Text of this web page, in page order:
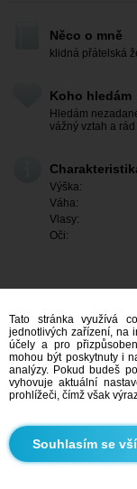
Něco o mně
klidná přátelská
Koho hledám
Hledám
vážný vztah a
Výška:
Váha:
Vlasy:
Oči:
Vyhledávání
Tato stránka využívá
jednotlivých zařízení, na
účely a pro
mohou být poskytnuty i
analýzy. Pokud budeš
vyhovuje aktuální
prohlížeči, čímž však